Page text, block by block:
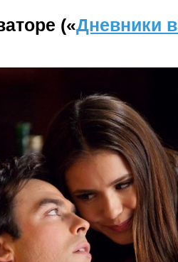
(«Дневники